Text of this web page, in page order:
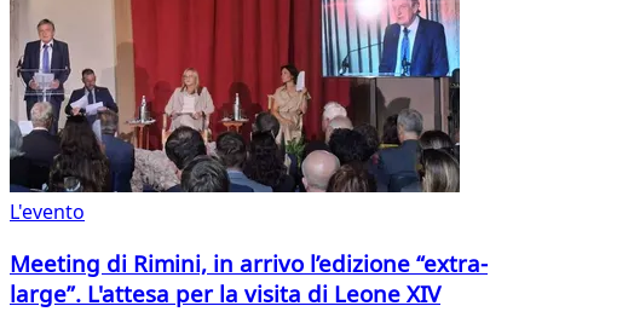
L'evento
Meeting di Rimini, in arrivo l’edizione “extra-
large”. L'attesa per la visita di Leone XIV